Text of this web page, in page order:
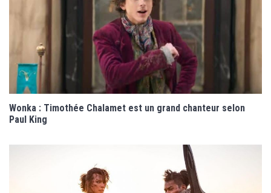
Wonka : Timothée Chalamet est un grand chanteur selon
Paul King